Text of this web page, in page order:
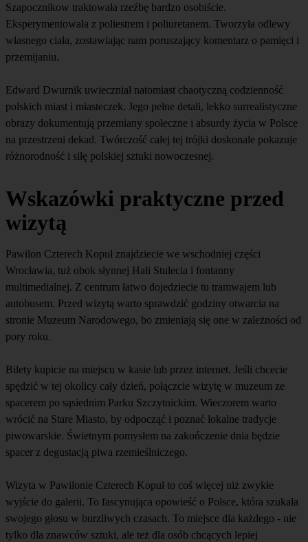
Szapocznikow traktowała rzeźbę bardzo osobiście.
Eksperymentowała z poliestrem i poliuretanem. Tworzyła odlewy
własnego ciała, zostawiając nam poruszający komentarz o pamięci i
przemijaniu.
Edward Dwurnik uwieczniał natomiast chaotyczną codzienność
polskich miast i miasteczek. Jego pełne detali, lekko surrealistyczne
obrazy dokumentują przemiany społeczne i absurdy życia w Polsce
na przestrzeni dekad. Twórczość całej tej trójki doskonale pokazuje
różnorodność i siłę polskiej sztuki nowoczesnej.
Wskazówki praktyczne przed
wizytą
Pawilon Czterech Kopuł znajdziecie we wschodniej części
Wrocławia, tuż obok słynnej Hali Stulecia i fontanny
multimedialnej. Z centrum łatwo dojedziecie tu tramwajem lub
autobusem. Przed wizytą warto sprawdzić godziny otwarcia na
stronie Muzeum Narodowego, bo zmieniają się one w zależności od
pory roku.
Bilety kupicie na miejscu w kasie lub przez internet. Jeśli chcecie
spędzić w tej okolicy cały dzień, połączcie wizytę w muzeum ze
spacerem po sąsiednim Parku Szczytnickim. Wieczorem warto
wrócić na Stare Miasto, by odpocząć i poznać lokalne tradycje
piwowarskie. Świetnym pomysłem na zakończenie dnia będzie
spacer z degustacją piwa rzemieślniczego.
Wizyta w Pawilonie Czterech Kopuł to coś więcej niż zwykłe
wyjście do galerii. To fascynująca opowieść o Polsce, która szukała
swojego głosu w burzliwych czasach. To miejsce dla każdego - nie
tylko dla znawców sztuki, ale też dla osób chcących lepiej